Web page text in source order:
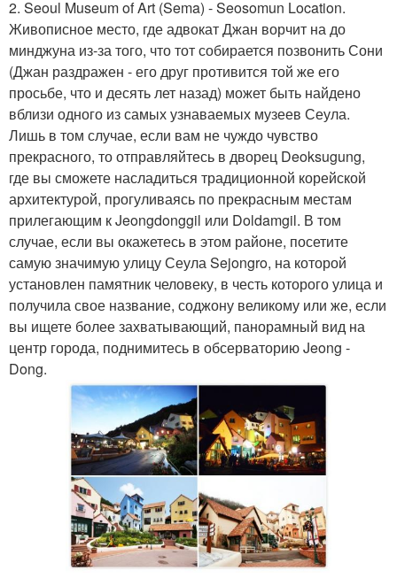
2. Seoul Museum of Art (Sema) - Seosomun Location.
Живописное место, где адвокат Джан ворчит на до
минджуна из-за того, что тот собирается позвонить Сони
(Джан раздражен - его друг противится той же его
просьбе, что и десять лет назад) может быть найдено
вблизи одного из самых узнаваемых музеев Сеула.
Лишь в том случае, если вам не чуждо чувство
прекрасного, то отправляйтесь в дворец Deoksugung,
где вы сможете насладиться традиционной корейской
архитектурой, прогуливаясь по прекрасным местам
прилегающим к Jeongdonggil или Doldamgil. В том
случае, если вы окажетесь в этом районе, посетите
самую значимую улицу Сеула Sejongro, на которой
установлен памятник человеку, в честь которого улица и
получила свое название, соджону великому или же, если
вы ищете более захватывающий, панорамный вид на
центр города, поднимитесь в обсерваторию Jeong -
Dong.